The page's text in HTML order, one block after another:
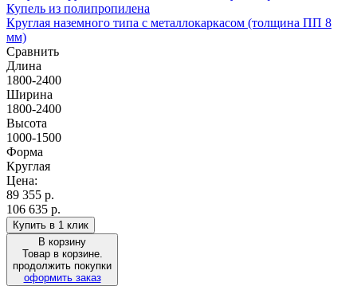
Купель из полипропилена
Круглая наземного типа с металлокаркасом (толщина ПП 8
мм)
Сравнить
Длина
1800-2400
Ширина
1800-2400
Высота
1000-1500
Форма
Круглая
Цена:
89 355 р.
106 635 р.
Купить в 1 клик
В корзину
Товар в корзине.
продолжить покупки
оформить заказ